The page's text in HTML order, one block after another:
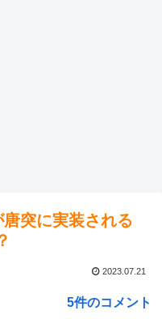
突に実装される
2023.07.21
5件のコメント